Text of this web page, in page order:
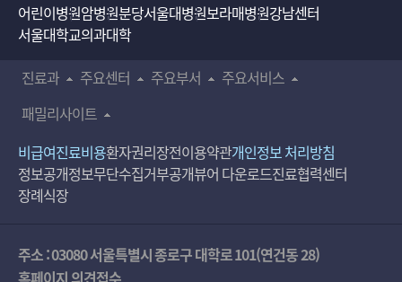
어린이병원암병원분당서울대병원보라매병원강남센터
서울대학교의과대학
진료과
주요센터 주요부서
주요서비스
패밀리사이트
비급여진료비용환자권리장전이용약관개인정보 처리방침
정보공개정보무단수집거부공개뷰어 다운로드진료협력센터
장례식장
주소 : 03080 서울특별시 종로구 대학로 101(연건동 28)
홈페이지 의견접수